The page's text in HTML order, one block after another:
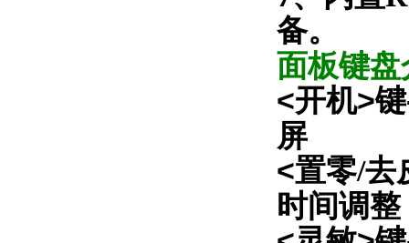
备。
面板键
<开机>
屏
<置零/去
时间调整